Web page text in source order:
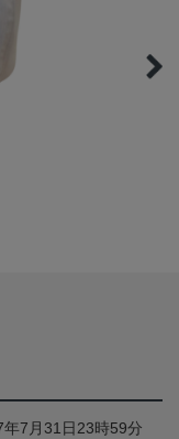
7月31日23時59分